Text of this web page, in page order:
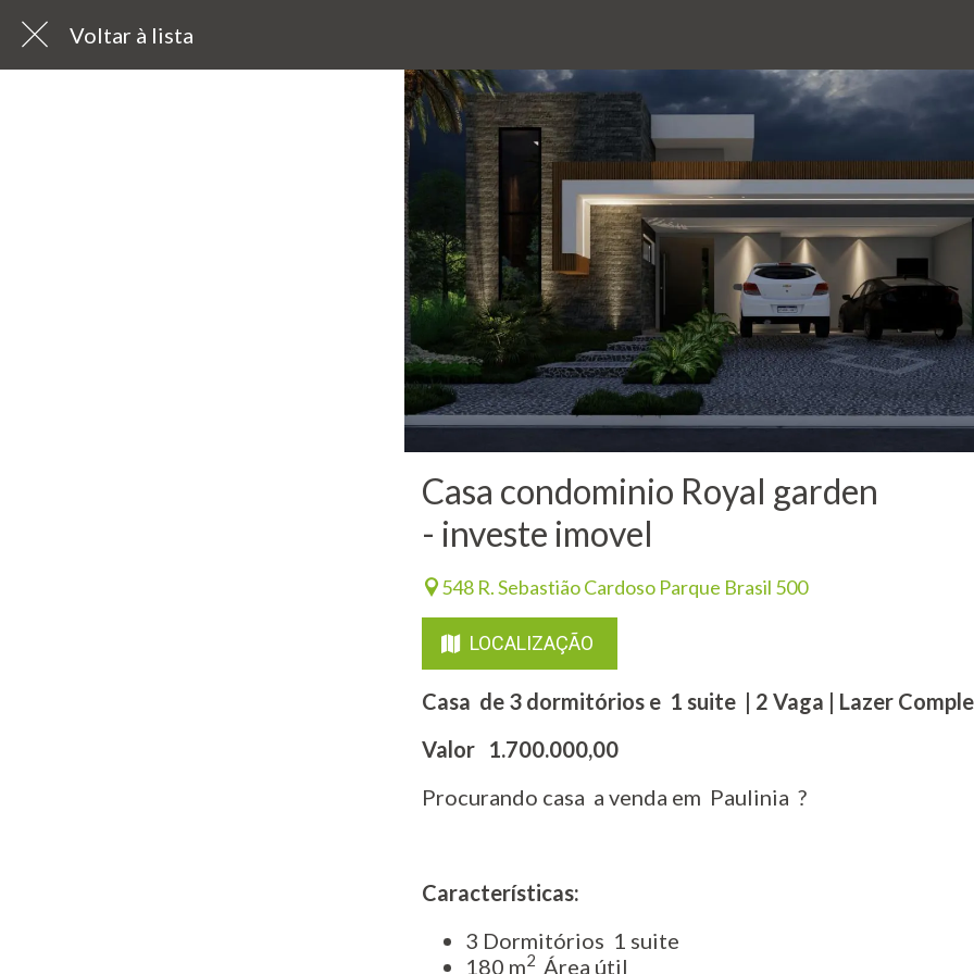
Voltar à lista
Casa condominio Royal garden
- investe imovel
548 R. Sebastião Cardoso Parque Brasil 500
LOCALIZAÇÃO
Casa de 3 dormitórios e 1 suite | 2 Vaga | Lazer
Valor 1.700.000,00
Procurando casa a venda em Paulinia ?
Características:
​3 Dormitórios 1 suite
180 m2 Área útil